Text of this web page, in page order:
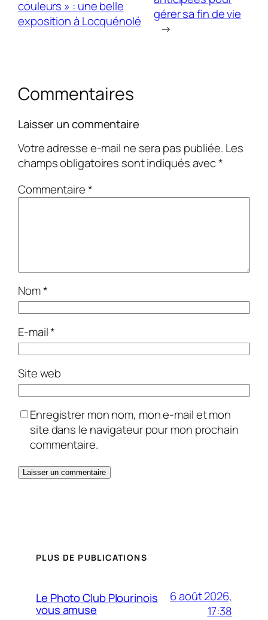
couleurs » : une belle
exposition à Locquénolé
gérer sa fin de vie
→
Commentaires
Laisser un commentaire
Votre adresse e-mail ne sera pas publiée. Les
champs obligatoires sont indiqués avec*
Commentaire*
Nom*
E-mail*
Site web
Enregistrer mon nom, mon e-mail et mon
site dans le navigateur pour mon prochain
commentaire.
PLUS DE PUBLICATIONS
Le Photo Club Plourinois
vous amuse
6 août 2026,
17:38